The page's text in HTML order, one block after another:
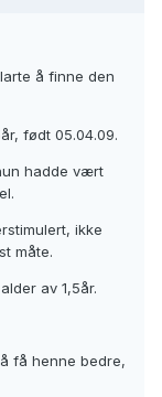
å finne den
født 05.04.09.
hadde vært
ikke
måte.
av 1,5år.
få henne bedre,